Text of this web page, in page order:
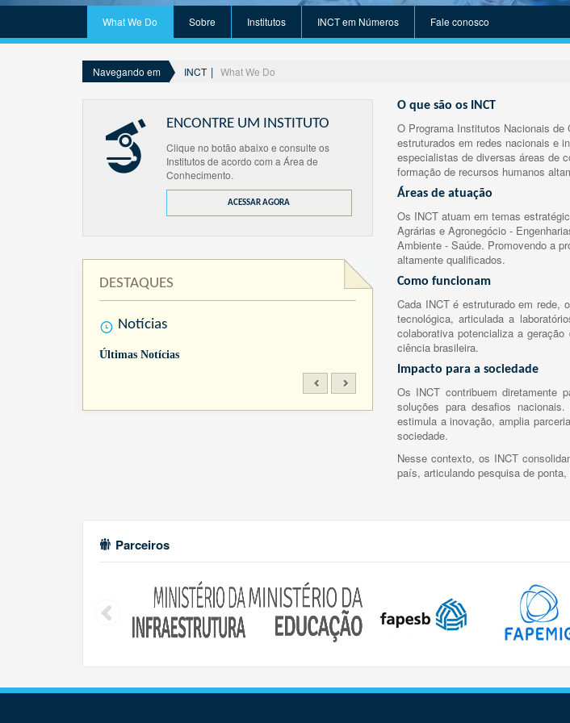
What We Do Sobre Institutos INCT em Números Fale conosco
Navegando em INCT What We Do
ENCONTRE UM INSTITUTO
Clique no botão abaixo e consulte os
Institutos de acordo com a Área de
Conhecimento.
ACESSAR AGORA
DESTAQUES
Notícias
Últimas Notícias
O que são os INCT
O Programa Institutos Nacionais de
estruturados em redes nacionais e
especialistas de diversas áreas de
formação de recursos humanos
Áreas de atuação
Os INCT atuam em temas
Agrárias e Agronegócio -
Ambiente - Saúde. Promovendo a
altamente qualificados.
Como funcionam
Cada INCT é estruturado em rede,
tecnológica, articulada a
colaborativa potencializa a
ciência brasileira.
Impacto para a sociedade
Os INCT contribuem diretamente
soluções para desafios
estimula a inovação, amplia
sociedade.
Nesse contexto, os INCT
país, articulando pesquisa de
Parceiros